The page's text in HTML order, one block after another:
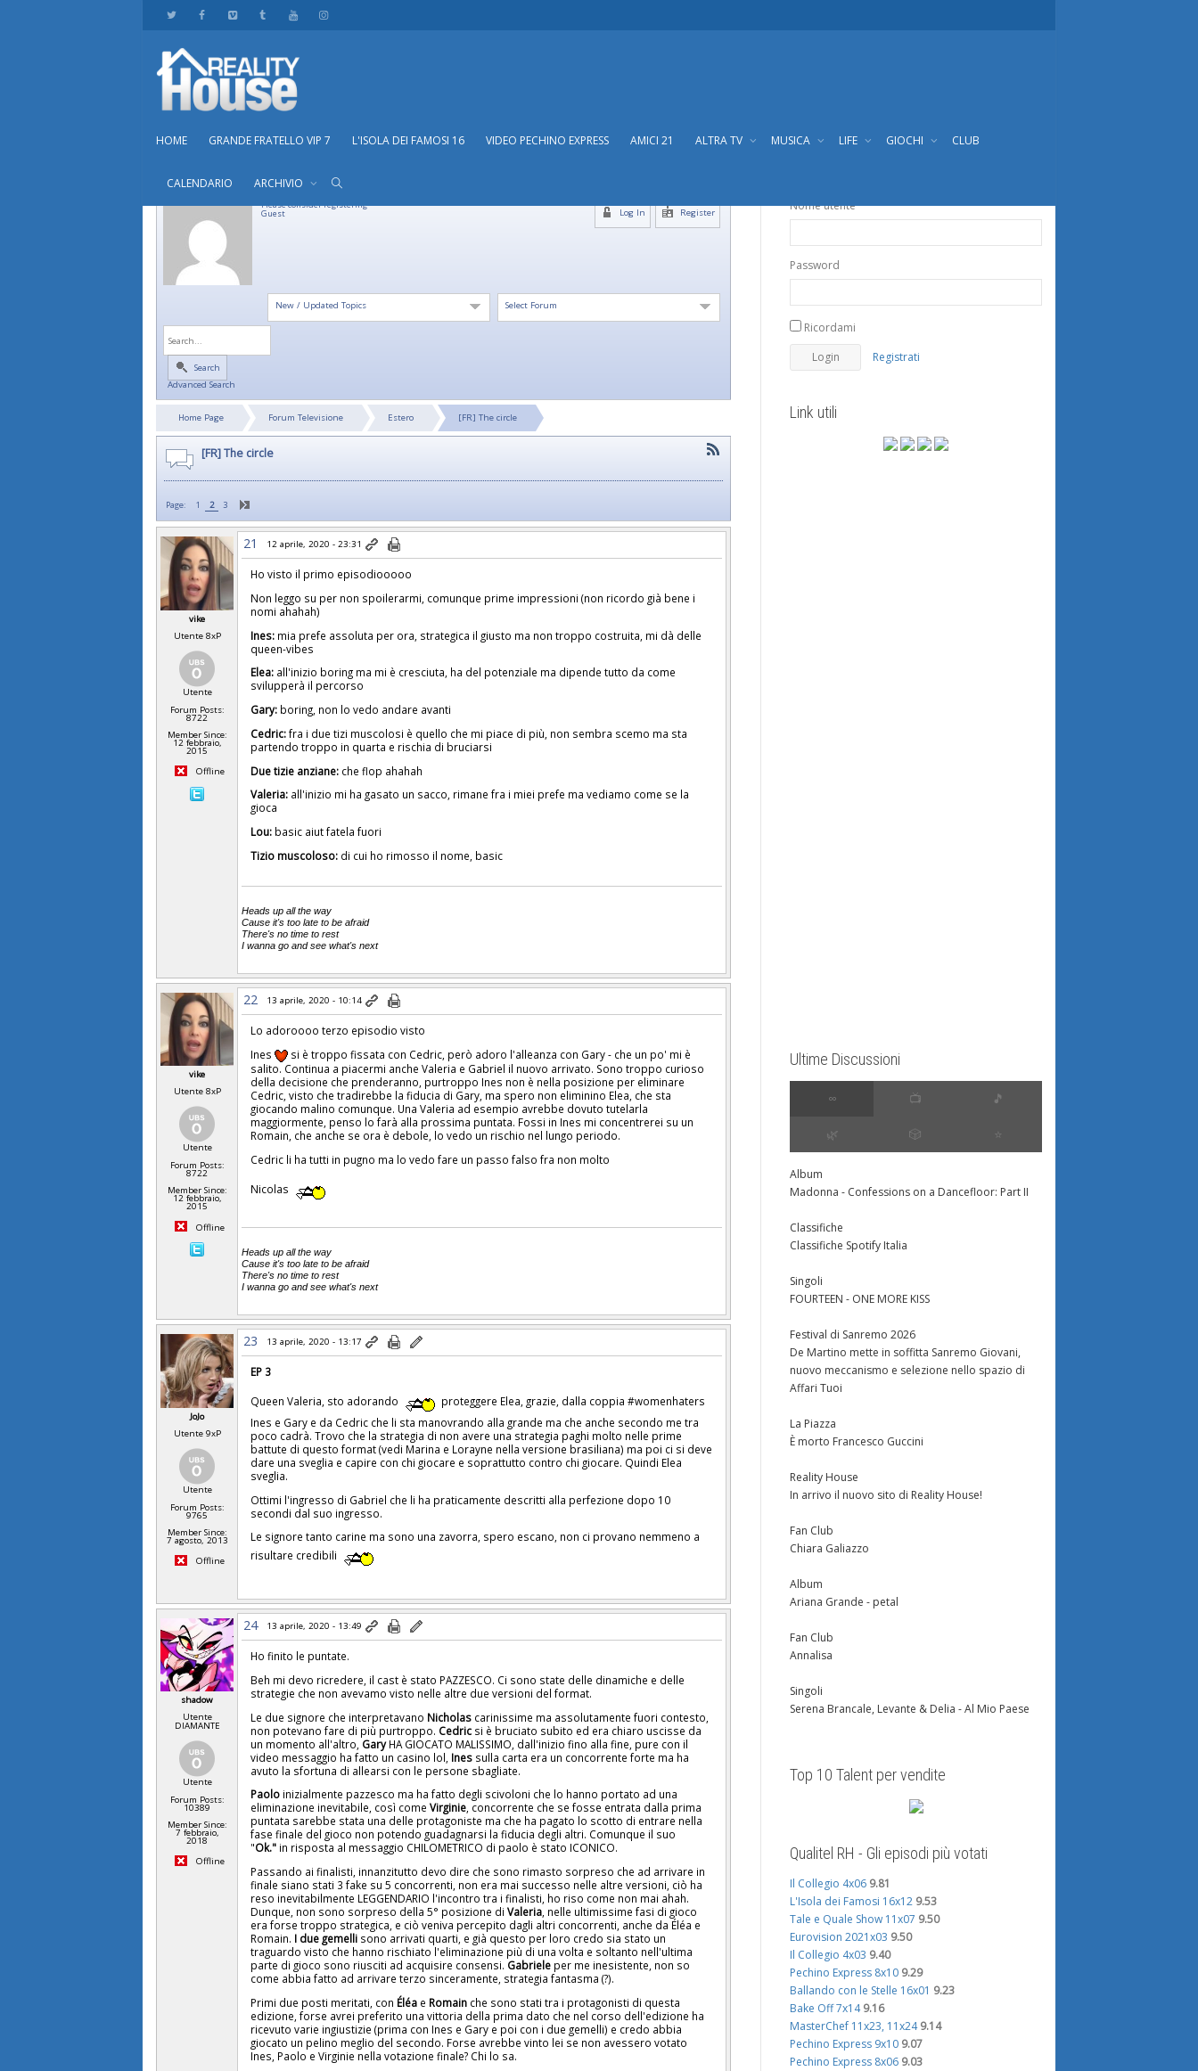
HOME GRANDE FRATELLO VIP 7 L'ISOLA DEI FAMOSI 16 VIDEO PECHINO EXPRESS AMICI 21 ALTRA TV MUSICA LIFE GIOCHI CLUB
CALENDARIO ARCHIVIO
Please consider registering
Guest Register
Log In
Select Forum
New / Updated Topics
Search
Advanced Search
Home Page Forum Televisione Estero [FR] The circle
[FR] The circle
Page: 1 2 3
vike
Utente 8xP
Utente
Forum Posts:
8722
Member Since:
12 febbraio,
2015
Offline
21 12 aprile, 2020 - 23:31
Ho visto il primo episodiooooo
Non leggo su per non spoilerarmi, comunque prime impressioni (non ricordo già bene i
nomi ahahah)
Ines: mia prefe assoluta per ora, strategica il giusto ma non troppo costruita, mi dà delle
queen-vibes
Elea: all'inizio boring ma mi è cresciuta, ha del potenziale ma dipende tutto da come
svilupperà il percorso
Gary: boring, non lo vedo andare avanti
Cedric:fra i due tizi muscolosi è quello che mi piace di più, non sembra scemo ma sta
partendo troppo in quarta e rischia di bruciarsi
Due tizie anziane: che flop ahahah
Valeria: all'inizio mi ha gasato un sacco, rimane fra i miei prefe ma vediamo come se la
gioca
Lou: basic aiut fatela fuori
Tizio muscoloso: di cui ho rimosso il nome, basic
Heads up all the way
Cause it's too late to be afraid
There's no time to rest
I wanna go and see what's next
vike
Utente 8xP
Utente
Forum Posts:
8722
Member Since:
12 febbraio,
2015
Offline
22 13 aprile, 2020 - 10:14
Lo adoroooo terzo episodio visto
Ines
si è troppo fissata con Cedric, però adoro l'alleanza con Gary - che un po' mi è
salito. Continua a piacermi anche Valeria e Gabriel il nuovo arrivato. Sono troppo curioso
della decisione che prenderanno, purtroppo Ines non è nella posizione per eliminare
Cedric, visto che tradirebbe la fiducia di Gary, ma spero non eliminino Elea, che sta
giocando malino comunque. Una Valeria ad esempio avrebbe dovuto tutelarla
maggiormente, penso lo farà alla prossima puntata. Fossi in Ines mi concentrerei su un
Romain, che anche se ora è debole, lo vedo un rischio nel lungo periodo.
Cedric li ha tutti in pugno ma lo vedo fare un passo falso fra non molto
Nicolas
Heads up all the way
Cause it's too late to be afraid
There's no time to rest
I wanna go and see what's next
JoJo
Utente 9xP
Utente
Forum Posts:
9765
Member Since:
7 agosto, 2013
Offline
23 13 aprile, 2020 - 13:17
EP 3
Queen Valeria, sto adorando
proteggere Elea, grazie, dalla coppia #womenhaters
Ines e Gary e da Cedric che li sta manovrando alla grande ma che anche secondo me tra
poco cadrà. Trovo che la strategia di non avere una strategia paghi molto nelle prime
battute di questo format (vedi Marina e Lorayne nella versione brasiliana) ma poi ci si deve
dare una sveglia e capire con chi giocare e soprattutto contro chi giocare. Quindi Elea
sveglia.
Ottimi l'ingresso di Gabriel che li ha praticamente descritti alla perfezione dopo 10
secondi dal suo ingresso.
Le signore tanto carine ma sono una zavorra, spero escano, non ci provano nemmeno a
risultare credibili
shadow
Utente
DIAMANTE
Utente
Forum Posts:
10389
Member Since:
7 febbraio,
2018
Offline
24 13 aprile, 2020 - 13:49
Ho finito le puntate.
Beh mi devo ricredere, il cast è stato PAZZESCO. Ci sono state delle dinamiche e delle
strategie che non avevamo visto nelle altre due versioni del format.
Le due signore che interpretavano Nicholas carinissime ma assolutamente fuori contesto,
non potevano fare di più purtroppo. Cedric si è bruciato subito ed era chiaro uscisse da
un momento all'altro, GaryHA GIOCATO MALISSIMO, dall'inizio fino alla fine, pure con il
video messaggio ha fatto un casino lol, Ines sulla carta era un concorrente forte ma ha
avuto la sfortuna di allearsi con le persone sbagliate.
Paolo inizialmente pazzesco ma ha fatto degli scivoloni che lo hanno portato ad una
eliminazione inevitabile, così comeVirginie, concorrente che se fosse entrata dalla prima
puntata sarebbe stata una delle protagoniste ma che ha pagato lo scotto di entrare nella
fase finale del gioco non potendo guadagnarsi la fiducia degli altri. Comunque il suo
"Ok." in risposta al messaggio CHILOMETRICO di paolo è stato ICONICO.
Passando ai finalisti, innanzitutto devo dire che sono rimasto sorpreso che ad arrivare in
finale siano stati 3 fake su 5 concorrenti, non era mai successo nelle altre versioni, ciò ha
reso inevitabilmente LEGGENDARIO l'incontro tra i finalisti, ho riso come non mai ahah.
Dunque, non sono sorpreso della 5° posizione diValeria , nelle ultimissime fasi di gioco
era forse troppo strategica, e ciò veniva percepito dagli altri concorrenti, anche da Éléa e
Romain. I due gemelli sono arrivati quarti, e già questo per loro credo sia stato un
traguardo visto che hanno rischiato l'eliminazione più di una volta e soltanto nell'ultima
parte di gioco sono riusciti ad acquisire consensi. Gabriele per me inesistente, non so
come abbia fatto ad arrivare terzo sinceramente, strategia fantasma (?).
Primi due posti meritati, con Éléa e Romain che sono stati tra i protagonisti di questa
edizione, forse avrei preferito una vittoria della prima dato che nel corso dell'edizione ha
ricevuto varie ingiustizie (prima con Ines e Gary e poi con i due gemelli) e credo abbia
giocato un pelino meglio del secondo. Forse avrebbe vinto lei se non avessero votato
Ines, Paolo e Virginie nella votazione finale? Chi lo sa.
Nome utente
Password
Ricordami
Registrati
Link utili
Ultime Discussioni
∞ 📺 🎵
🌿 🎲 ⭐️
Album
Madonna - Confessions on a Dancefloor: Part II
Classifiche
Classifiche Spotify Italia
Singoli
FOURTEEN - ONE MORE KISS
Festival di Sanremo 2026
De Martino mette in soffitta Sanremo Giovani,
nuovo meccanismo e selezione nello spazio di
Affari Tuoi
La Piazza
È morto Francesco Guccini
Reality House
In arrivo il nuovo sito di Reality House!
Fan Club
Chiara Galiazzo
Album
Ariana Grande - petal
Fan Club
Annalisa
Singoli
Serena Brancale, Levante & Delia - Al Mio Paese
Top 10 Talent per vendite
Qualitel RH - Gli episodi più votati
Il Collegio 4x06 9.81
L'Isola dei Famosi 16x12 9.53
Tale e Quale Show 11x07 9.50
Eurovision 2021x03 9.50
Il Collegio 4x03 9.40
Pechino Express 8x10 9.29
Ballando con le Stelle 16x01 9.23
Bake Off 7x14 9.16
MasterChef 11x23, 11x24 9.14
Pechino Express 9x10 9.07
Pechino Express 8x06 9.03